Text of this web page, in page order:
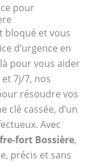
pour
bloqué et vous
d’urgence en
pour vous aider
7j/7, nos
résoudre vos
clé cassée, d’un
Avec
fort Bossière,
précis et sans